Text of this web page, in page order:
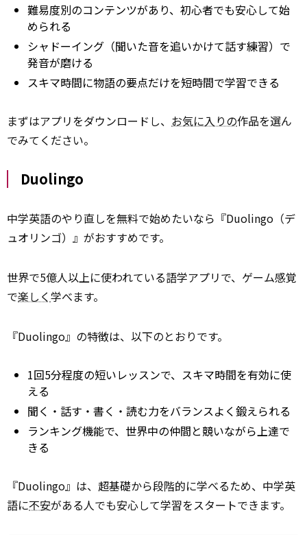
難易度別のコンテンツがあり、初心者でも安心して始
められる
シャドーイング（聞いた音を追いかけて話す練習）で
発音が磨ける
スキマ時間に物語の要点だけを短時間で学習できる
まずはアプリをダウンロードし、 お気に入りの作品を選ん
でみてください。
Duolingo
中学英語のやり直しを無料で始めたいなら『Duolingo（デ
ュオリンゴ）』がおすすめです。
世界で5億人以上に使われている語学アプリで、ゲーム感覚
で楽しく学べます。
『Duolingo』の特徴は、以下のとおりです。
1回5分程度の短いレッスンで、スキマ時間を有効に使
える
聞く・話す・書く・読む力をバランスよく鍛えられる
ランキング機能で、世界中の仲間と競いながら上達で
きる
『Duolingo』は、超基礎から段階的に学べるため、中学英
語に不安がある人でも安心して学習をスタートできます。